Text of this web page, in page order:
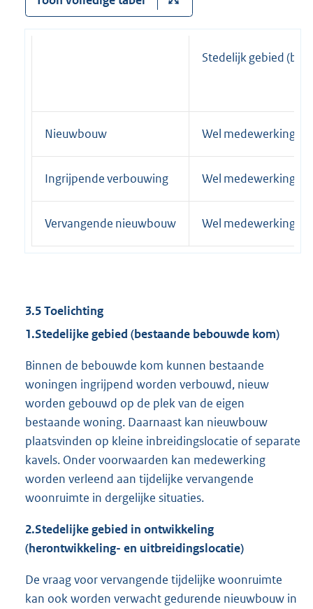
Stedelijk gebied
Nieuwbouw Wel medewerking
Ingrijpende verbouwing Wel medewerking
Vervangende nieuwbouw Wel medewerking
3.5 Toelichting
1.Stedelijke gebied (bestaande bebouwde kom)
Binnen de bebouwde kom kunnen bestaande
woningen ingrijpend worden verbouwd, nieuw
worden gebouwd op de plek van de eigen
bestaande woning. Daarnaast kan nieuwbouw
plaatsvinden op kleine inbreidingslocatie of separate
kavels. Onder voorwaarden kan medewerking
worden verleend aan tijdelijke vervangende
woonruimte in dergelijke situaties.
2.Stedelijke gebied in ontwikkeling
(herontwikkeling- en uitbreidingslocatie)
De vraag voor vervangende tijdelijke woonruimte
kan ook worden verwacht gedurende nieuwbouw in